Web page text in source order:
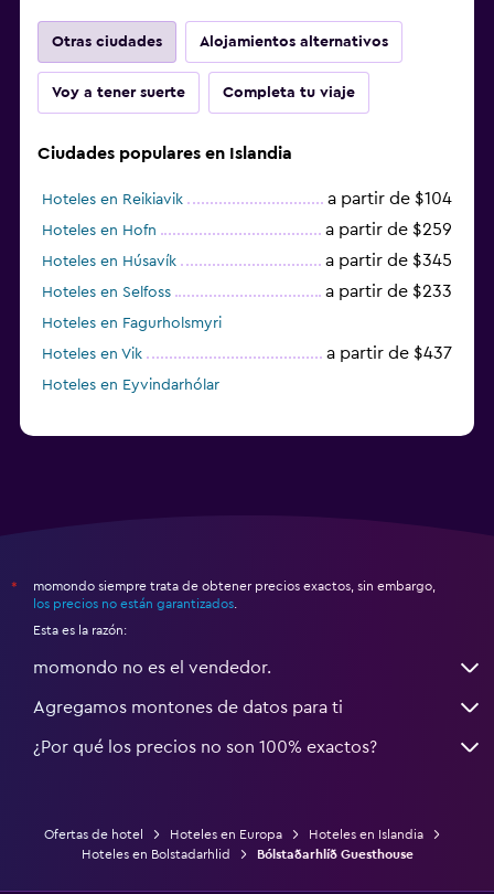
Otras ciudades Alojamientos alternativos
Voy a tener suerte Completa tu viaje
Ciudades populares en Islandia
Hoteles en Reikiavik a partir de $104
Hoteles en Hofn a partir de $259
Hoteles en Húsavík a partir de $345
Hoteles en Selfoss a partir de $233
Hoteles en Fagurholsmyri
Hoteles en Vik
a partir de $437
Hoteles en Eyvindarhólar
*
momondo siempre trata de obtener precios exactos, sin embargo,
los precios no están garantizados
Esta es la razón:
momondo no es el vendedor.
Agregamos montones de datos para ti
¿Por qué los precios no son 100% exactos?
Ofertas de hotel Hoteles en Europa
Hoteles en Islandia
Hoteles en Bolstadarhlid
Bólstaðarhlíð Guesthouse